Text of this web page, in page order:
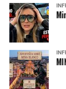
más
Esta reforma
la SCJN de 11
para supervisar
rama del